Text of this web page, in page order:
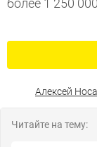
более 1 250
Алексей
Читайте на тему: